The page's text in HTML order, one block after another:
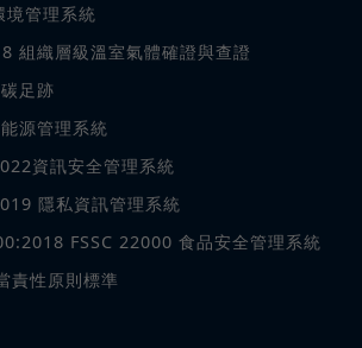
管理系統
組織層級溫室氣體確證與查證
足跡
源管理系統
資訊安全管理系統
隱私資訊管理系統
FSSC 22000 食品安全管理系統
責性原則標準